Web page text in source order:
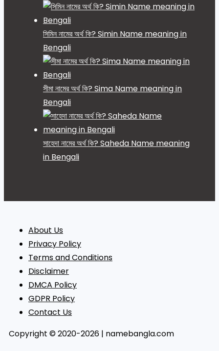
সিমিন নামের অর্থ কি? Simin Name meaning in
Bengali
সীমা নামের অর্থ কি? Sima Name meaning in
Bengali
সাহেদা নামের অর্থ কি? Saheda Name meaning
in Bengali
About Us
Privacy Policy
Terms and Conditions
Disclaimer
DMCA Policy
GDPR Policy
Contact Us
Copyright © 2020-2026 | namebangla.com